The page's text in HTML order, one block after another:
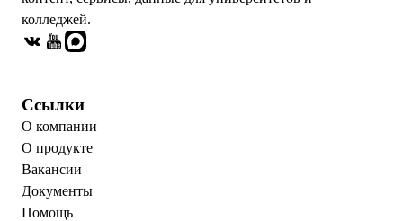
колледжей.
Ссылки
О компании
О продукте
Вакансии
Документы
Помощь